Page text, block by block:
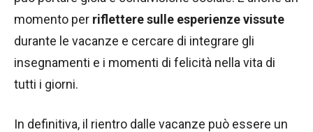
momento per riflettere sulle esperienze vissute
durante le vacanze e cercare di integrare gli
insegnamenti e i momenti di felicità nella vita di
tutti i giorni.
In definitiva, il rientro dalle vacanze può essere un